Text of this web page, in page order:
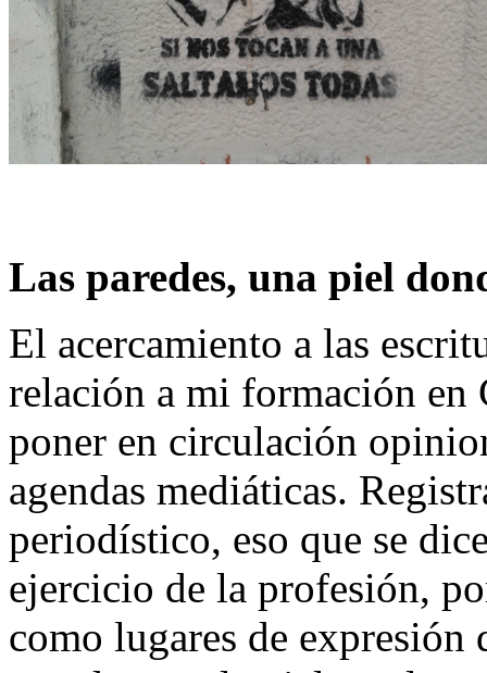
Las paredes, una piel
El acercamiento a las
relación a mi formación en
poner en circulación
agendas mediáticas.
periodístico, eso que se
ejercicio de la profesión,
como lugares de expresión